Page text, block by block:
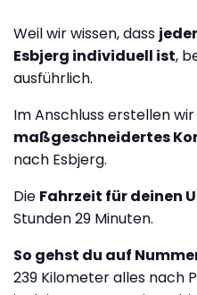
Weil wir wissen, dass
Esbjerg individuell ist,
ausführlich.
Im Anschluss erstellen
maßgeschneidertes
nach Esbjerg.
Die Fahrzeit für deinen
Stunden 29 Minuten.
So gehst du auf
239 Kilometer alles nach